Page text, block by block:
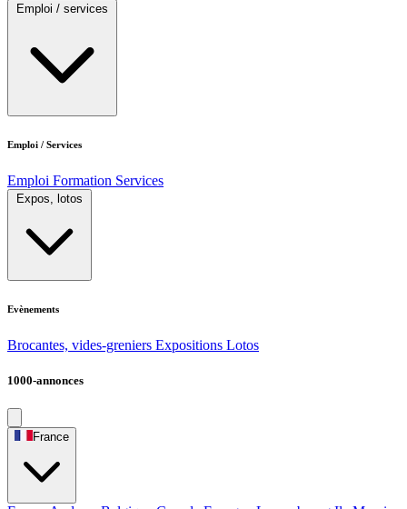
Emploi / services
Emploi / Services
Emploi Formation Services
Expos, lotos
Evènements
Brocantes, vides-greniers Expositions Lotos
1000-annonces
France